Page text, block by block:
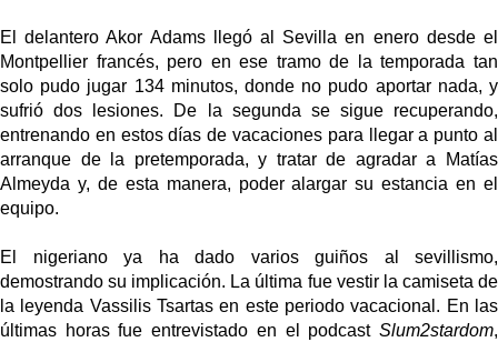
El delantero Akor Adams llegó al Sevilla en enero desde el
Montpellier francés, pero en ese tramo de la temporada tan
solo pudo jugar 134 minutos, donde no pudo aportar nada, y
sufrió dos lesiones. De la segunda se sigue recuperando,
entrenando en estos días de vacaciones para llegar a punto al
arranque de la pretemporada, y tratar de agradar a Matías
Almeyda y, de esta manera, poder alargar su estancia en el
equipo.
El nigeriano ya ha dado varios guiños al sevillismo,
demostrando su implicación. La última fue vestir la camiseta de
la leyenda Vassilis Tsartas en este periodo vacacional. En las
últimas horas fue entrevistado en el podcast Slum2stardom,